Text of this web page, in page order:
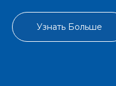
Узнать Больше